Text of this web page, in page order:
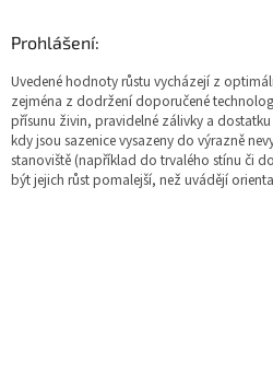
Prohlášení:
Uvedené hodnoty růstu vycházejí z
zejména z dodržení doporučené
přísunu živin, pravidelné zálivky a
kdy jsou sazenice vysazeny do výrazně
stanoviště (například do trvalého stínu či
být jejich růst pomalejší, než uvádějí